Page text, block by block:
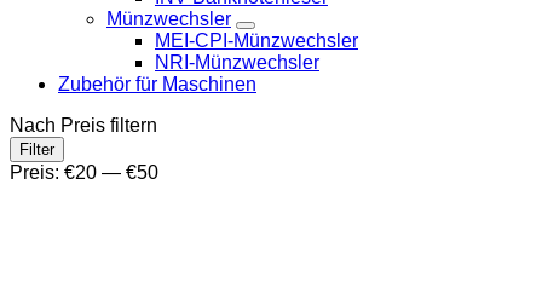
Münzwechsler
MEI-CPI-Münzwechsler
NRI-Münzwechsler
Zubehör für Maschinen
Nach Preis filtern
Min.
Preis
Max.
Preis
Filter
Preis: €20 — €50